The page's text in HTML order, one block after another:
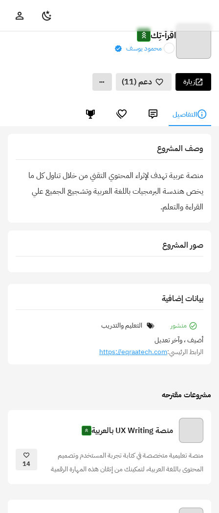
اقرأ-تِك
محمود يوسف
زيارة دعم (11)
التفاصيل
وصف المشروع
منصة عربية تهدف لإثراء المحتوي التقني من خلال تناول كل ما
يخص هندسة البرمجيات باللغة العربية وتشجيع الجميع علي
القراءة والتعلم.
صور المشروع
بيانات إضافية
منشور
التعليم والتدريب
أضيف، وآخر تعديل
الرابط الرئيسي:https://eqraatech.com
مشروعات مقترحه
منصة UX Writing بالعربية
منصة تعليمية متخصصة في كتابة تجربة المستخدم وتصميم
المحتوى باللغة العربية، لتمكينك من إتقان هذه المهارة الرقمية
14